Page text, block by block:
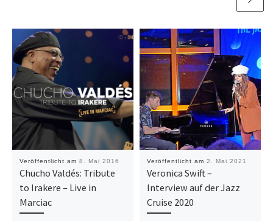
Veröffentlicht am 8. Mai 2016
Chucho Valdés: Tribute
to Irakere – Live in
Marciac
Veröffentlicht am 2. Mai 2021
Veronica Swift –
Interview auf der Jazz
Cruise 2020